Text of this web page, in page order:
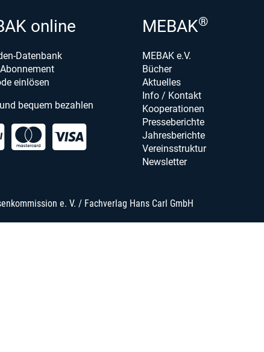
online
Datenbank
einlösen
bequem bezahlen
MEBAK®
MEBAK e.V.
Bücher
Aktuelles
Info / Kontakt
Kooperationen
Presseberichte
Jahresberichte
Vereinsstruktur
Newsletter
e. V. / Fachverlag Hans Carl GmbH